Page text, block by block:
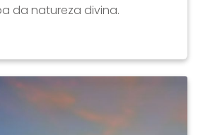
da natureza divina.